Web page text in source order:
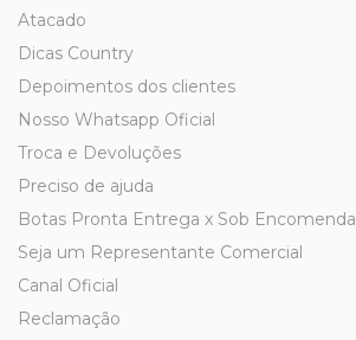
Atacado
Dicas Country
Depoimentos dos clientes
Nosso Whatsapp Oficial
Troca e Devoluções
Preciso de ajuda
Botas Pronta Entrega x Sob Encomenda
Seja um Representante Comercial
Canal Oficial
Reclamação